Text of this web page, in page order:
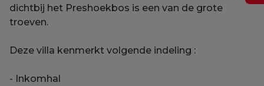
dichtbij het Preshoekbos is een van de grote
troeven.
Deze villa kenmerkt volgende indeling :
- Inkomhal